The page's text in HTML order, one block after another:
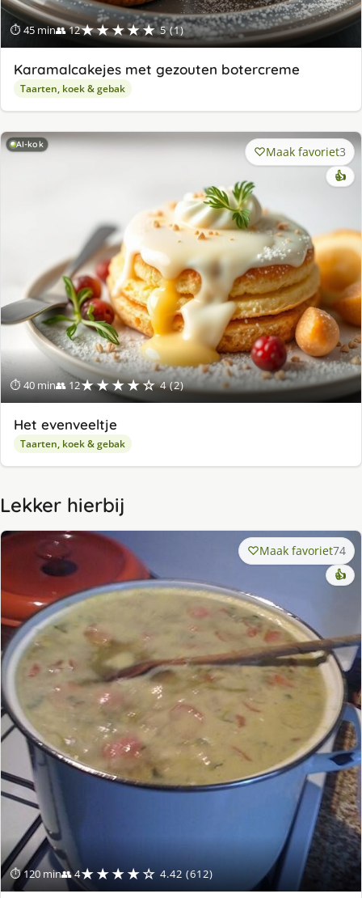
⏱ 45 min👥 12★★★★★ 5 (1)
Karamalcakejes met gezouten botercreme
Taarten, koek & gebak
AI-kok
⏱ 40 min👥 12★★★★☆ 4 (2)
Maak favoriet3
👍
Het evenveeltje
Taarten, koek & gebak
Lekker hierbij
⏱ 120 min👥 4★★★★☆ 4.42 (612)
Maak favoriet74
👍